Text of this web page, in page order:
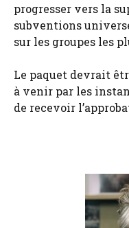
progresser vers la
subventions
sur les groupes les
Le paquet devrait
à venir par les
de recevoir